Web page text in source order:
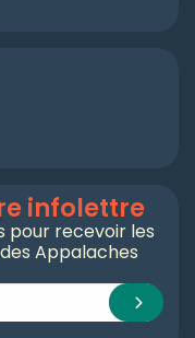
infolettre
pour recevoir les
Appalaches